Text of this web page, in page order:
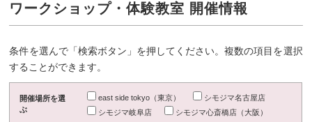
ワークショップ・体験教室 開催情報
条件を選んで「検索ボタン」を押してください。複数の項目を選択
することができます。
開催場所を選
ぶ
east side tokyo（東京）
シモジマ名古屋店
シモジマ岐阜店
シモジマ心斎橋店（大阪）